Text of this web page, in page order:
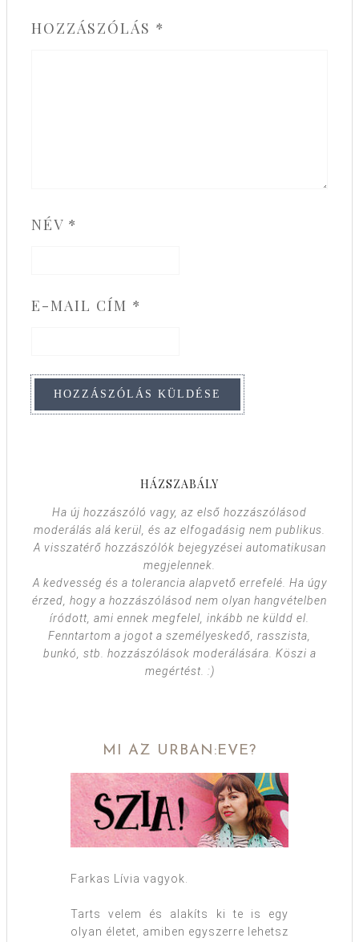
HOZZÁSZÓLÁS *
NÉV *
E-MAIL CÍM *
HÁZSZABÁLY
Ha új hozzászóló vagy, az első hozzászólásod
moderálás alá kerül, és az elfogadásig nem publikus.
A visszatérő hozzászólók bejegyzései automatikusan
megjelennek.
A kedvesség és a tolerancia alapvető errefelé. Ha úgy
érzed, hogy a hozzászólásod nem olyan hangvételben
íródott, ami ennek megfelel, inkább ne küldd el.
Fenntartom a jogot a személyeskedő, rasszista,
bunkó, stb. hozzászólások moderálására. Köszi a
megértést. :)
MI AZ URBAN:EVE?
Farkas Lívia vagyok.
Tarts velem és alakíts ki te is egy
olyan életet, amiben egyszerre lehetsz